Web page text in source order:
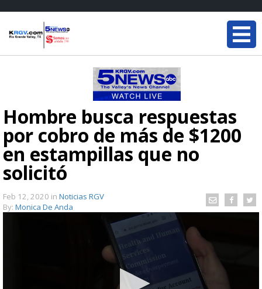
Hombre busca respuestas
por cobro de más de $1200
en estampillas que no
solicitó
Feb 12, 2020 in Noticias RGV
By: Monica De Anda